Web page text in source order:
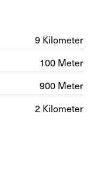
9 Kilometer
100 Meter
900 Meter
2 Kilometer